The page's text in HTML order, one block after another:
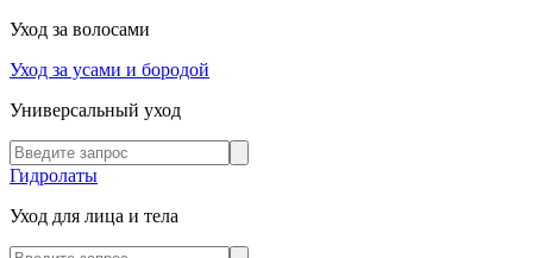
Уход за волосами
Уход за усами и бородой
Универсальный уход
Гидролаты
Уход для лица и тела